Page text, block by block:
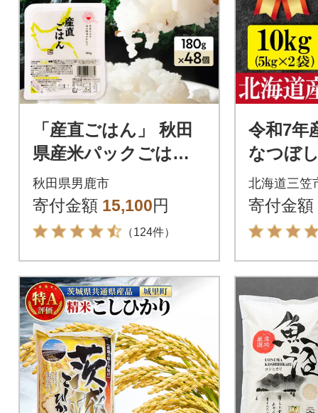
「産直ごはん」 秋田
県産米パックごはん1
80g×48個米保存食ご
飯|23_aks-014801
秋田県男鹿市
寄付金額 15,100円
（124件）
令和7年
なつぼ
【特Aラ
日発送
北海道三笠
寄付金額